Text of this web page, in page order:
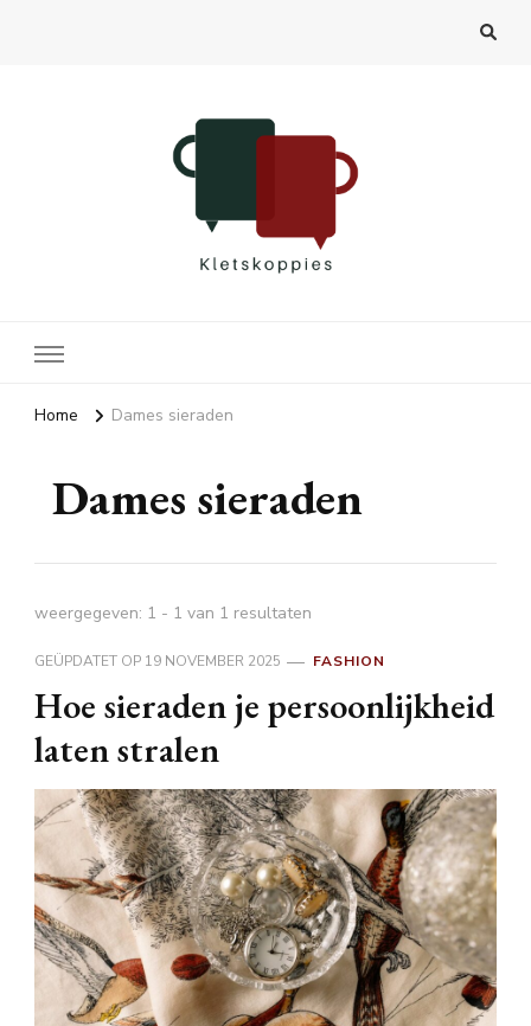
Home Dames sieraden
Dames sieraden
weergegeven: 1 - 1 van 1 resultaten
GEÜPDATET OP 19 NOVEMBER 2025 FASHION
Hoe sieraden je persoonlijkheid
laten stralen